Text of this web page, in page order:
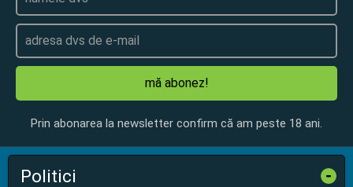
mă abonez!
Prin abonarea la newsletter confirm că am peste 18 ani.
Politici -